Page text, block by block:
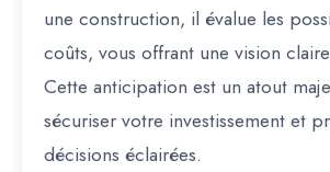
une construction, il évalue les
coûts, vous offrant une vision
Cette anticipation est un atout
sécuriser votre investissement et
décisions éclairées.